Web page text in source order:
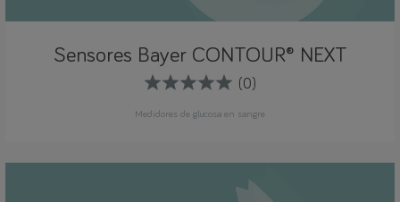
Sensores Bayer CONTOUR® NEXT
(0)
Medidores de glucosa en sangre